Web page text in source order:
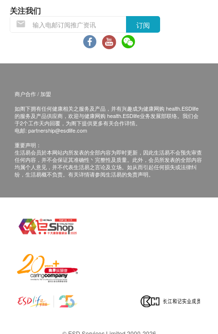
本安装是不包括减压阀之费用）
当顾客收取已订购之货品时，有责任检查货品是否
如有其他损坏或遗漏查询，顾客必须保留有效收据
正本，并于送货后3个工作天内按下列方式联络健
康网购health.ESDlife客户服务部跟进。
电邮： support@esdlife.com / 健康网购
health.ESDlife客服热线： （852） 3151-2288
关注我们
订阅
商户合作 / 加盟
如阁下拥有任何健康相关之服务及产品，并有兴趣成为健康网购 health.ESDlife
的服务及产品供应商，欢迎与健康网购 health.ESDlife业务发展部联络。我们会
于2个工作天内回覆，为阁下提供更多有关合作详情。
电邮: partnership@esdlife.com
重要声明：
生活易会员於本网站内所发表的全部内容为即时更新，因此生活易不会预先审查
任何内容，并不会保证其准确性丶完整性及质量。此外，会员所发表的全部内容
均属个人意见，并不代表生活易之言论及立场。如从而引起任何损失或法律纠
纷，生活易概不负责。有关详情请参阅生活易的免责声明。